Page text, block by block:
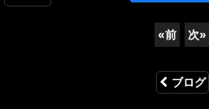
«前 次»
ブログ